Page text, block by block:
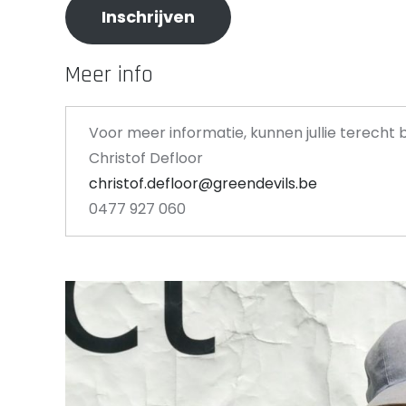
Inschrijven
Meer info
Voor meer informatie, kunnen jullie terecht
Christof Defloor
christof.defloor@greendevils.be
0477 927 060